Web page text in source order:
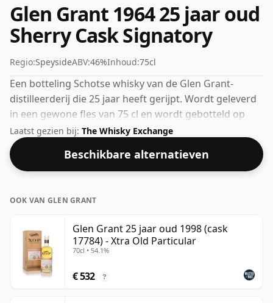
Glen Grant 1964 25 jaar oud
Sherry Cask Signatory
Regio:SpeysideABV:46%Inhoud:75cl
Een botteling Schotse whisky van de Glen Grant-
distilleerderij die 25 jaar heeft gerijpt. Wordt geleverd
in een gewone fles van 75 cl en wordt gebotteld op
een gezond alcoholpercentage van 46%.
Laatst gezien bij: The Whisky Exchange
Beschikbare alternatieven
OOK VAN GLEN GRANT
Glen Grant 25 jaar oud 1998 (cask
17784) - Xtra Old Particular
70cl • 54.1%
€ 532 ?